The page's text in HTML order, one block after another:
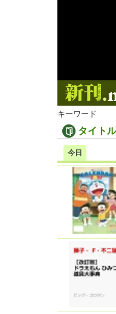
キーワード
タイト
今日